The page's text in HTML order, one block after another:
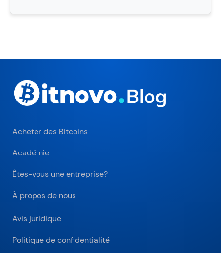
Acheter des Bitcoins
Académie
Êtes-vous une entreprise?
À propos de nous
Avis juridique
Politique de confidentialité